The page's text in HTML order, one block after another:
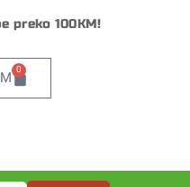
preko 100KM!
0